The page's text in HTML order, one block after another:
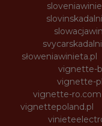
słoweniawinieta.pl
vignette-
vignette-
vignette-ro.com
vignettepoland.pl